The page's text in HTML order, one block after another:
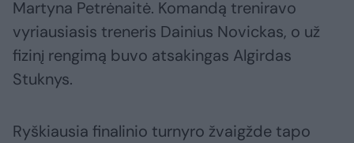
Martyna Petrėnaitė. Komandą treniravo
vyriausiasis treneris Dainius Novickas, o už
fizinį rengimą buvo atsakingas Algirdas
Stuknys.
Ryškiausia finalinio turnyro žvaigžde tapo